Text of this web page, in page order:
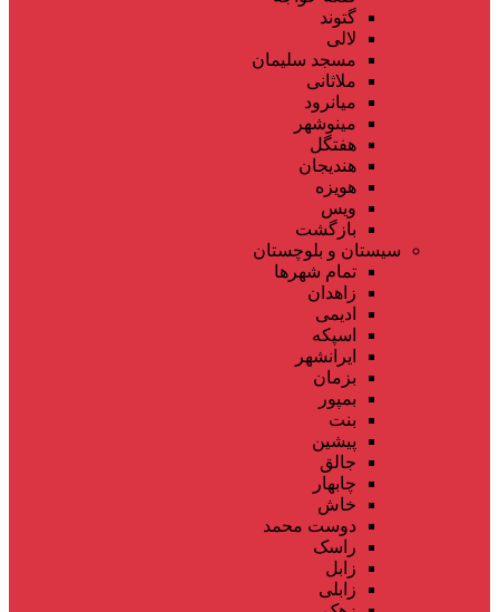
گتوند
لالی
مسجد سلیمان
ملاثانی
میانرود
مینوشهر
هفتگل
هندیجان
هویزه
ویس
بازگشت
سیستان و بلوچستان
تمام شهر‌ها
زاهدان
ادیمی
اسپکه
ایرانشهر
بزمان
بمپور
بنت
پیشین
جالق
چابهار
خاش
دوست محمد
راسک
زابل
زابلی